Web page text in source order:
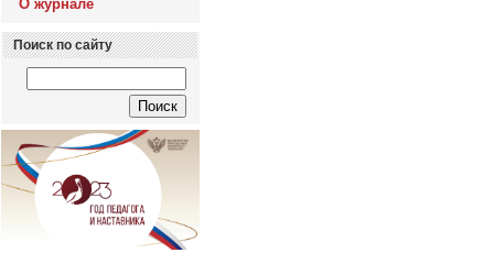
О журнале
Поиск по сайту